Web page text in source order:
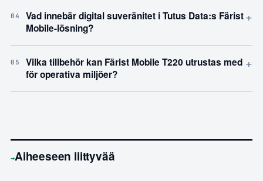
04
Vad innebär digital suveränitet i Tutus Data:s Färist
Mobile-lösning?
+
05
Vilka tillbehör kan Färist Mobile T220 utrustas med
för operativa miljöer?
+
→Aiheeseen liittyvää